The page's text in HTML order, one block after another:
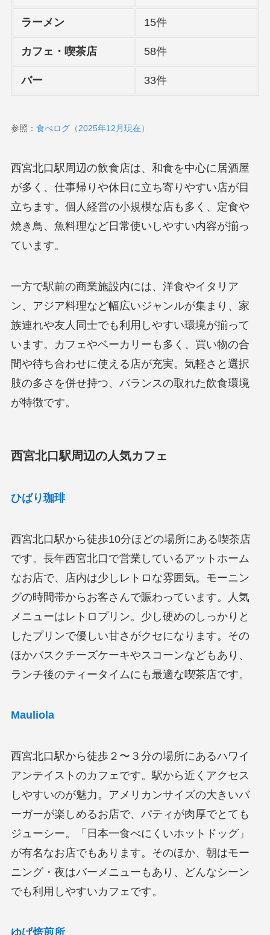
ラーメン 15件
カフェ・喫茶店 58件
バー 33件
参照： 食べログ（2025年12月現在）
西宮北口駅周辺の飲食店は、和食を中心に居酒屋
が多く、仕事帰りや休日に立ち寄りやすい店が目
立ちます。個人経営の小規模な店も多く、定食や
焼き鳥、魚料理など日常使いしやすい内容が揃っ
ています。
一方で駅前の商業施設内には、洋食やイタリア
ン、アジア料理など幅広いジャンルが集まり、家
族連れや友人同士でも利用しやすい環境が揃って
います。カフェやベーカリーも多く、買い物の合
間や待ち合わせに使える店が充実。気軽さと選択
肢の多さを併せ持つ、バランスの取れた飲食環境
が特徴です。
西宮北口駅周辺の人気カフェ
ひばり珈琲
西宮北口駅から徒歩10分ほどの場所にある喫茶店
です。長年西宮北口で営業しているアットホーム
なお店で、店内は少しレトロな雰囲気。モーニン
グの時間帯からお客さんで賑わっています。人気
メニューはレトロプリン。少し硬めのしっかりと
したプリンで優しい甘さがクセになります。その
ほかバスクチーズケーキやスコーンなどもあり、
ランチ後のティータイムにも最適な喫茶店です。
Mauliola
西宮北口駅から徒歩２〜３分の場所にあるハワイ
アンテイストのカフェです。駅から近くアクセス
しやすいのが魅力。アメリカンサイズの大きいバ
ーガーが楽しめるお店で、パティが肉厚でとても
ジューシー。「日本一食べにくいホットドッグ」
が有名なお店でもあります。そのほか、朝はモー
ニング・夜はバーメニューもあり、どんなシーン
でも利用しやすいカフェです。